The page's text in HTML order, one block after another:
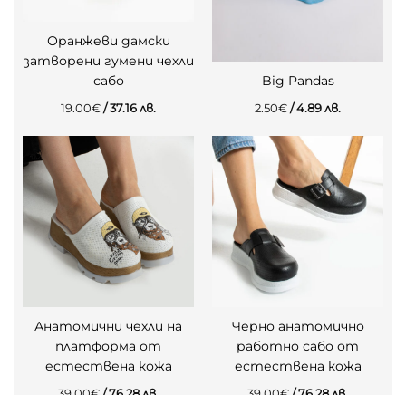
Оранжеви дамски
затворени гумени чехли
сабо
19.00€ / 37.16 лв.
Big Pandas
2.50€ / 4.89 лв.
Анатомични чехли на
платформа от
естествена кожа
Черно анатомично
работно сабо от
естествена кожа